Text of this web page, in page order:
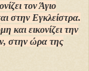
τον Άγιο
στην Εγκλείστρα.
και εικονίζει την
στην ώρα της